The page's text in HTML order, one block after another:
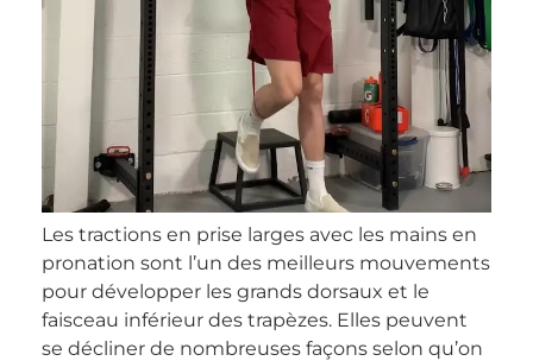
Les tractions en prise larges avec les mains en
pronation sont l’un des meilleurs mouvements
pour développer les grands dorsaux et le
faisceau inférieur des trapèzes. Elles peuvent
se décliner de nombreuses façons selon qu’on